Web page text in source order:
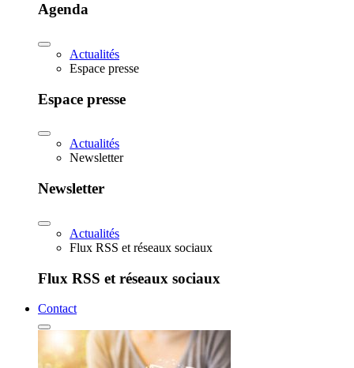
Agenda
Actualités
Espace presse
Espace presse
Actualités
Newsletter
Newsletter
Actualités
Flux RSS et réseaux sociaux
Flux RSS et réseaux sociaux
Contact